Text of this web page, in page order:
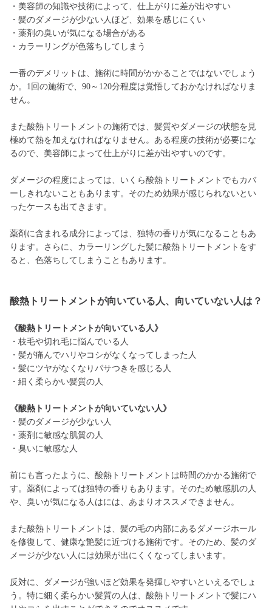
・美容師の知識や技術によって、仕上がりに差が出やすい
・髪のダメージが少ない人ほど、効果を感じにくい
・薬剤の臭いが気になる場合がある
・カラーリングが色落ちしてしまう
一番のデメリットは、施術に時間がかかることではないでしょう
か。1回の施術で、90～120分程度は覚悟しておかなければなりま
せん。
また酸熱トリートメントの施術では、髪質やダメージの状態を見
極めて熱を加えなければなりません。ある程度の技術が必要にな
るので、美容師によって仕上がりに差が出やすいのです。
ダメージの程度によっては、いくら酸熱トリートメントでもカバ
ーしきれないこともあります。そのため効果が感じられないとい
ったケースも出てきます。
薬剤に含まれる成分によっては、独特の香りが気になることもあ
ります。さらに、カラーリングした髪に酸熱トリートメントをす
ると、色落ちしてしまうこともあります。
酸熱トリートメントが向いている人、向いていない人は？
《酸熱トリートメントが向いている人》
・枝毛や切れ毛に悩んでいる人
・髪が痛んでハリやコシがなくなってしまった人
・髪にツヤがなくなりパサつきを感じる人
・細く柔らかい髪質の人
《酸熱トリートメントが向いていない人》
・髪のダメージが少ない人
・薬剤に敏感な肌質の人
・臭いに敏感な人
前にも言ったように、酸熱トリートメントは時間のかかる施術で
す。薬剤によっては独特の香りもあります。そのため敏感肌の人
や、臭いが気になる人はには、あまりオススメできません。
また酸熱トリートメントは、髪の毛の内部にあるダメージホール
を修復して、健康な艶髪に近づける施術です。そのため、髪のダ
メージが少ない人には効果が出にくくなってしまいます。
反対に、ダメージが強いほど効果を発揮しやすいといえるでしょ
う。特に細く柔らかい髪質の人は、酸熱トリートメントで髪にハ